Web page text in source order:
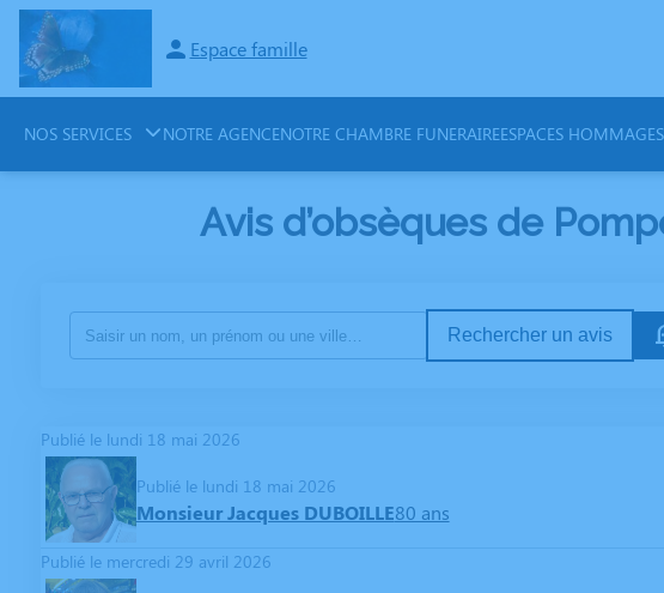
Espace famille
NOS SERVICES NOTRE AGENCENOTRE CHAMBRE FUNERAIREESPACES HOMMAGES
Avis d’obsèques de
Rechercher un avis
Publié le lundi 18 mai 2026
Publié le lundi 18 mai 2026
Monsieur Jacques DUBOILLE80 ans
Publié le mercredi 29 avril 2026